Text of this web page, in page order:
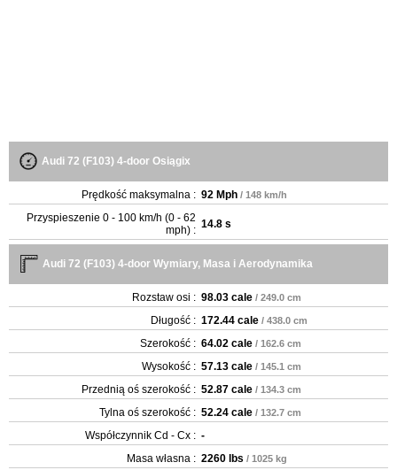
Audi 72 (F103) 4-door Osiągix
Prędkość maksymalna : 92 Mph / 148 km/h
Przyspieszenie 0 - 100 km/h (0 - 62
mph) : 14.8 s
Audi 72 (F103) 4-door Wymiary, Masa i Aerodynamika
Rozstaw osi : 98.03 cale / 249.0 cm
Długość : 172.44 cale / 438.0 cm
Szerokość : 64.02 cale / 162.6 cm
Wysokość : 57.13 cale / 145.1 cm
Przednią oś szerokość : 52.87 cale / 134.3 cm
Tylna oś szerokość : 52.24 cale / 132.7 cm
Współczynnik Cd - Cx : -
Masa własna : 2260 lbs / 1025 kg